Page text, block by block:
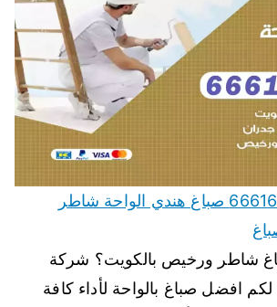
صباغ الواحة 66616884 صباغ هندي الواحة شاطر
شاطر ورخيص بالكويت؟ شركة
افضل صباغ بالواحة لأداء كافة